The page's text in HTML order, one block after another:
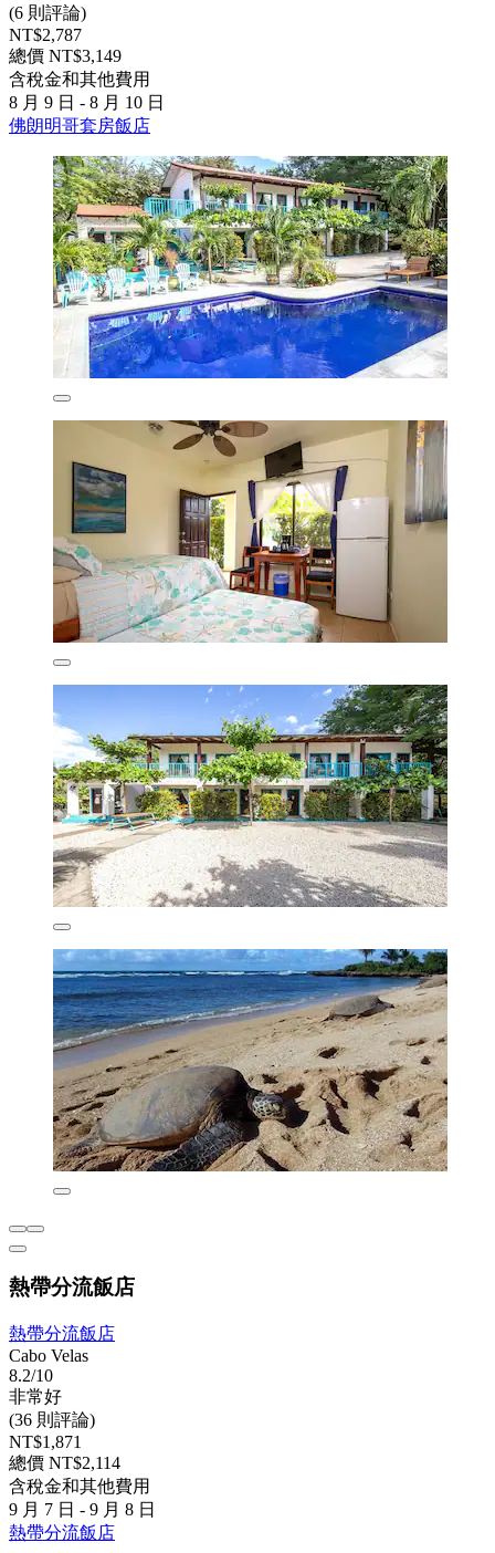
(6 則評論)
NT$2,787
總價 NT$3,149
含稅金和其他費用
8 月 9 日 - 8 月 10 日
佛朗明哥套房飯店
熱帶分流飯店
熱帶分流飯店
Cabo Velas
8.2/10
非常好
(36 則評論)
NT$1,871
總價 NT$2,114
含稅金和其他費用
9 月 7 日 - 9 月 8 日
熱帶分流飯店